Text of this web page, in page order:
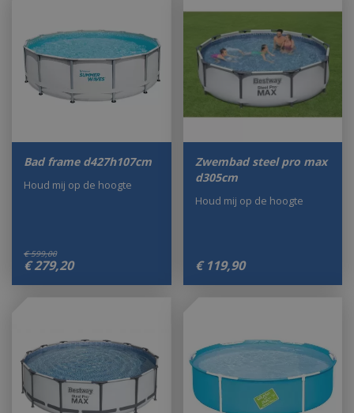
Bad frame d427h107cm
€ 599,00
€279,20
Houd mij op de hoogte
Zwembad steel pro max
d305cm
€ 119,90
Houd mij op de hoogte